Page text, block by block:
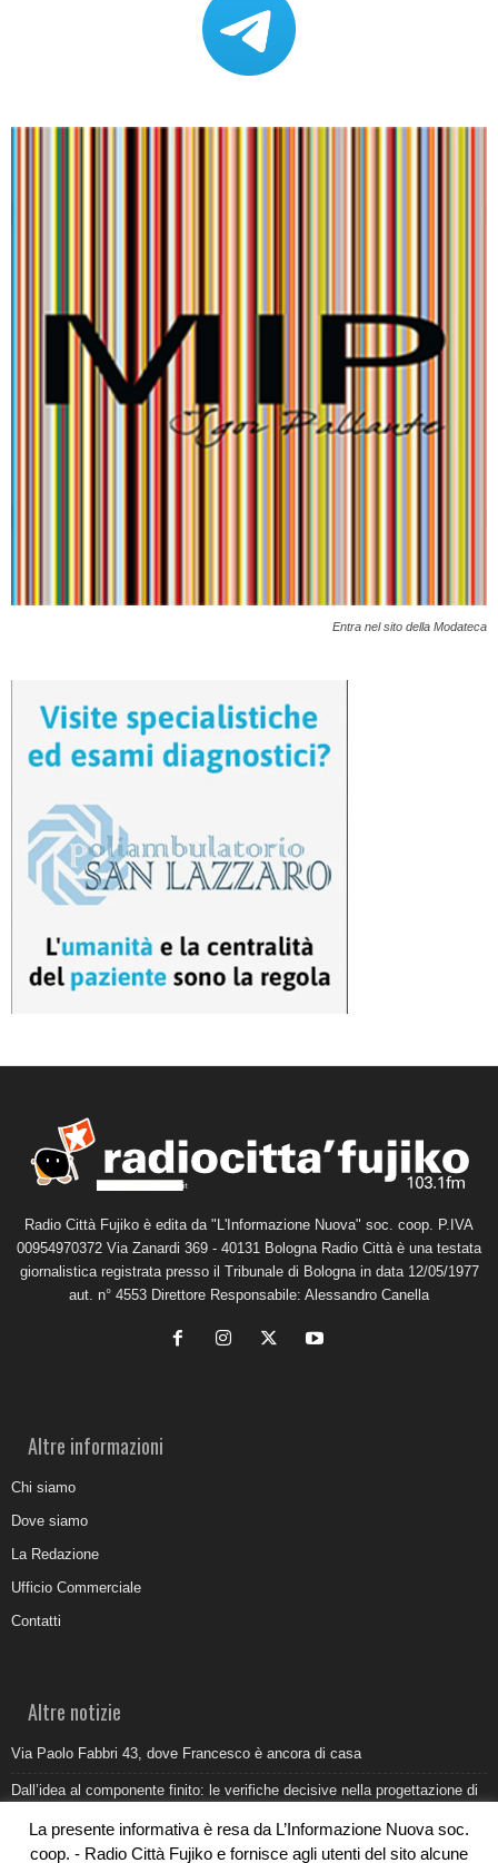
Entra nel sito della Modateca
Radio Città Fujiko è edita da "L'Informazione Nuova" soc. coop. P.IVA
00954970372 Via Zanardi 369 - 40131 Bologna Radio Città è una testata
giornalistica registrata presso il Tribunale di Bologna in data 12/05/1977
aut. n° 4553 Direttore Responsabile: Alessandro Canella
Altre informazioni
Chi siamo
Dove siamo
La Redazione
Ufficio Commerciale
Contatti
Altre notizie
Via Paolo Fabbri 43, dove Francesco è ancora di casa
Dall’idea al componente finito: le verifiche decisive nella progettazione di
Belvedere Marittimo e il report ARPACAL 2026 sulla qualità del mare
La presente informativa è resa da L’Informazione Nuova soc.
coop. - Radio Città Fujiko e fornisce agli utenti del sito alcune